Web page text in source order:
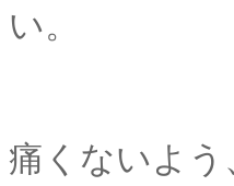
い。
悪戯に、
痛くないよ